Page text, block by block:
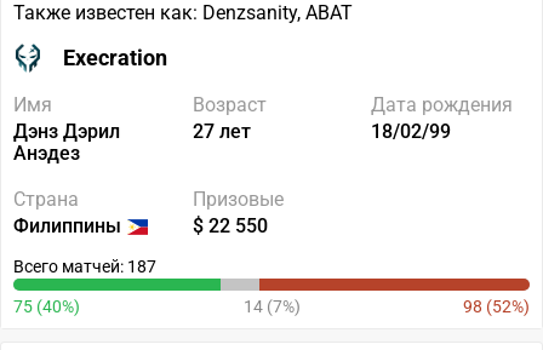
Также известен как: Denzsanity, ABAT
Execration
Имя
Дэнз Дэрил
Анэдез
Возраст
27 лет
Дата рождения
18/02/99
Страна
Филиппины
Призовые
$ 22 550
Всего матчей: 187
75 (40%) 14 (7%) 98 (52%)